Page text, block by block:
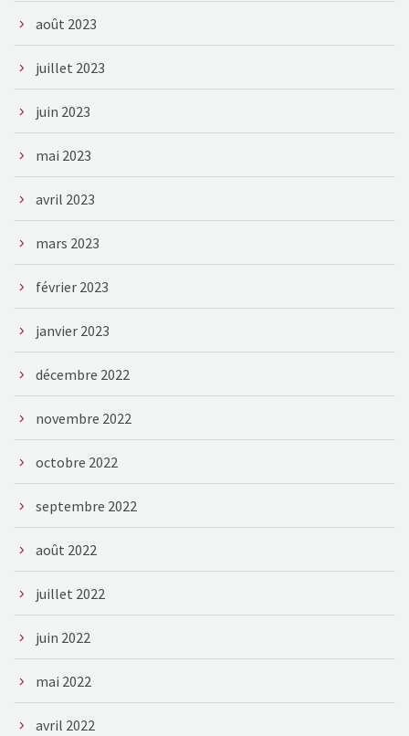
août 2023
juillet 2023
juin 2023
mai 2023
avril 2023
mars 2023
février 2023
janvier 2023
décembre 2022
novembre 2022
octobre 2022
septembre 2022
août 2022
juillet 2022
juin 2022
mai 2022
avril 2022